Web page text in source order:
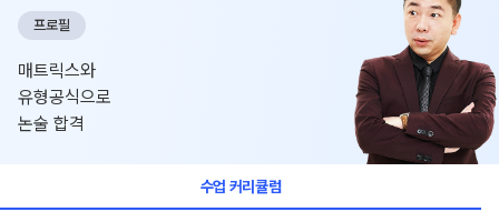
프로필
매트릭스와
유형공식으로
논술 합격
수업 커리큘럼